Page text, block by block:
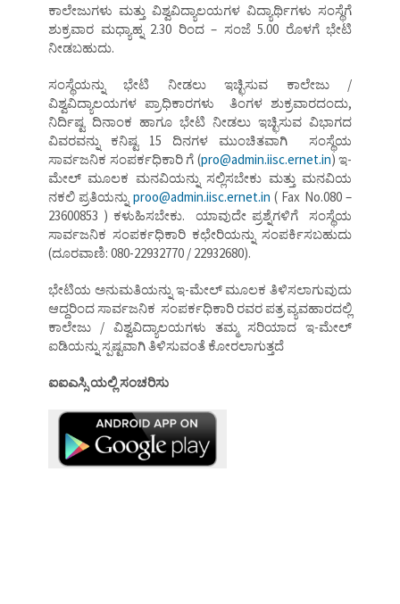
ಕಾಲೇಜುಗಳು ಮತ್ತು ವಿಶ್ವವಿದ್ಯಾಲಯಗಳ ವಿದ್ಯಾರ್ಥಿಗಳು ಸಂಸ್ಥೆಗೆ
ಶುಕ್ರವಾರ ಮಧ್ಯಾಹ್ನ 2.30 ರಿಂದ – ಸಂಜೆ 5.00 ರೊಳಗೆ ಭೇಟಿ
ನೀಡಬಹುದು.
ಸಂಸ್ಥೆಯನ್ನು ಭೇಟಿ ನೀಡಲು ಇಚ್ಛಿಸುವ ಕಾಲೇಜು /
ವಿಶ್ವವಿದ್ಯಾಲಯಗಳ ಪ್ರಾಧಿಕಾರಗಳು ತಿಂಗಳ ಶುಕ್ರವಾರದಂದು,
ನಿರ್ದಿಷ್ಟ ದಿನಾಂಕ ಹಾಗೂ ಭೇಟಿ ನೀಡಲು ಇಚ್ಛಿಸುವ ವಿಭಾಗದ
ವಿವರವನ್ನು ಕನಿಷ್ಟ 15 ದಿನಗಳ ಮುಂಚಿತವಾಗಿ ಸಂಸ್ಥೆಯ
ಸಾರ್ವಜನಿಕ ಸಂಪರ್ಕಧಿಕಾರಿ ಗೆ (pro@admin.iisc.ernet.in) ಇ-
ಮೇಲ್ ಮೂಲಕ ಮನವಿಯನ್ನು ಸಲ್ಲಿಸಬೇಕು ಮತ್ತು ಮನವಿಯ
ನಕಲಿ ಪ್ರತಿಯನ್ನು proo@admin.iisc.ernet.in ( Fax No.080 –
23600853 ) ಕಳುಹಿಸಬೇಕು. ಯಾವುದೇ ಪ್ರಶ್ನೆಗಳಿಗೆ ಸಂಸ್ಥೆಯ
ಸಾರ್ವಜನಿಕ ಸಂಪರ್ಕಧಿಕಾರಿ ಕಛೇರಿಯನ್ನು ಸಂಪರ್ಕಿಸಬಹುದು
(ದೂರವಾಣಿ: 080-22932770 / 22932680).
ಭೇಟಿಯ ಅನುಮತಿಯನ್ನು ಇ-ಮೇಲ್ ಮೂಲಕ ತಿಳಿಸಲಾಗುವುದು
ಆದ್ದರಿಂದ ಸಾರ್ವಜನಿಕ ಸಂಪರ್ಕಧಿಕಾರಿ ರವರ ಪತ್ರ ವ್ಯವಹಾರದಲ್ಲಿ
ಕಾಲೇಜು / ವಿಶ್ವವಿದ್ಯಾಲಯಗಳು ತಮ್ಮ ಸರಿಯಾದ ಇ-ಮೇಲ್
ಐಡಿಯನ್ನು ಸ್ಪಷ್ಟವಾಗಿ ತಿಳಿಸುವಂತೆ ಕೋರಲಾಗುತ್ತದೆ
ಐಐಎಸ್ಸಿ ಯಲ್ಲಿ ಸಂಚರಿಸು